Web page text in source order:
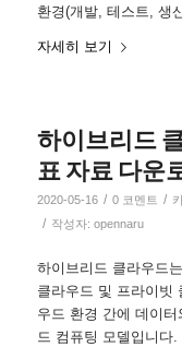
환경(개발, 테스트, 생
자세히 보기
하이브리드
표 자료 다운
2020-05-16 / 0 코멘트 /
/ 작성자: opennaru
하이브리드 클라우드
클라우드 및 프라이빗
우드 환경 간에 데이
드 컴퓨팅 모델입니다.